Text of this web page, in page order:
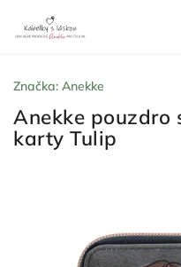
Anekke pouzdro
karty Tulip
Značka: Anekke